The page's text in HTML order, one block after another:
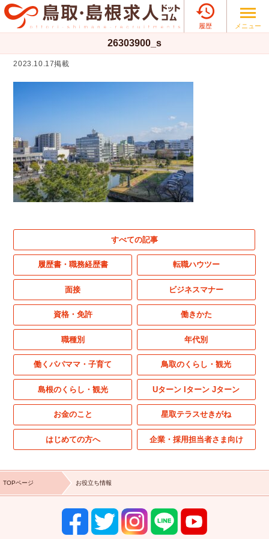

履歴 メニュー
26303900_s
2023.10.17掲載
すべての記事
履歴書・職務経歴書 転職ハウツー
面接 ビジネスマナー
資格・免許 働きかた
職種別 年代別
働くパパママ・子育て 鳥取のくらし・観光
島根のくらし・観光 Uターン Iターン Jターン
お金のこと 星取テラスせきがね
はじめての方へ 企業・採用担当者さま向け
TOPページ お役立ち情報